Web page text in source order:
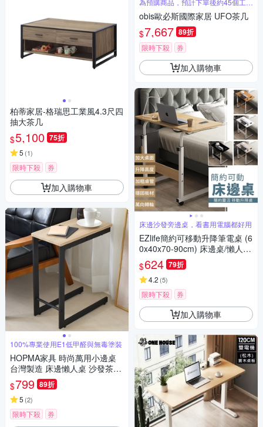
柏蒂家居-格瑞思工業風4.3尺四
抽大茶几
$5,100 75折
5 (1)
限時下殺 券
加入購物車
100%專業使用E1低甲醛與無毒塗裝
HOPMA家具 時尚萬用小邊桌
台灣製造 床邊懶人桌 沙發茶几
桌-寬24 X 深48 X 高57.8cm
$799 89折
5 (2)
限時下殺 券
為預購商品，預計下單後約45個工作
天配送
obis歐必斯國際家居 UFO茶几
$7,667 89折
限時下殺 券
加入購物車
床邊沙發旁邊桌，看書用電腦都好用
EZlife簡約可移動升降筆電桌 (6
0x40x70-90cm) 床邊桌/懶人
桌/電腦桌/沙發桌/小茶几
$624 79折
4.2 (5)
限時下殺 券
加入購物車